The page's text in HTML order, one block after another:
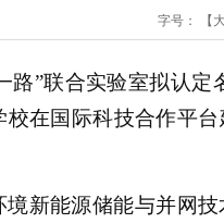
字号： 【
路”联合实验室拟认定
在国际科技合作平台
新能源储能与并网技